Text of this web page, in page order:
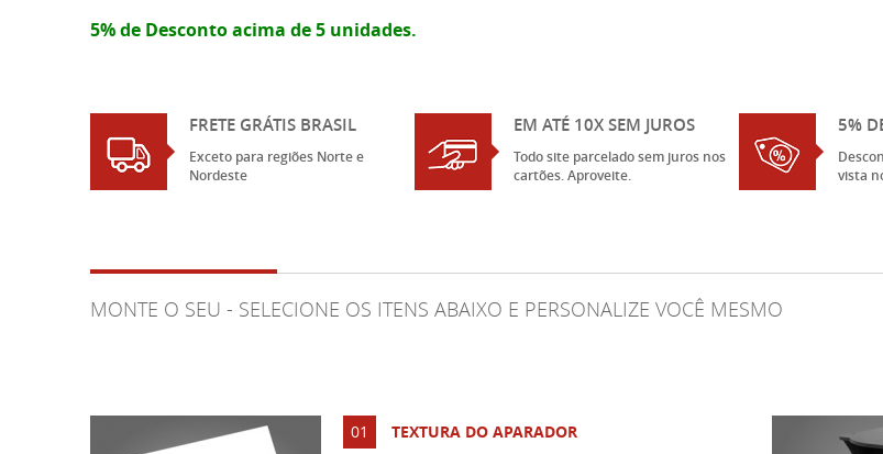
5% de Desconto acima de 5 unidades.
FRETE GRÁTIS BRASIL
Exceto para regiões Norte e
Nordeste
EM ATÉ 10X SEM JUROS
Todo site parcelado sem juros nos
cartões. Aproveite.
5%
vista
MONTE O SEU - SELECIONE OS ITENS ABAIXO E PERSONALIZE VOCÊ MESMO
01 TEXTURA DO APARADOR